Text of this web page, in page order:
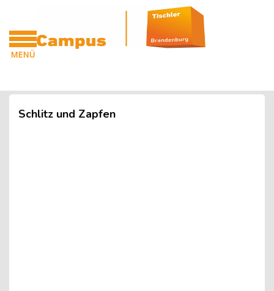
MENÜ
Zum Hauptinhalt
Blöcke
Blöcke
Schlitz und Zapfen